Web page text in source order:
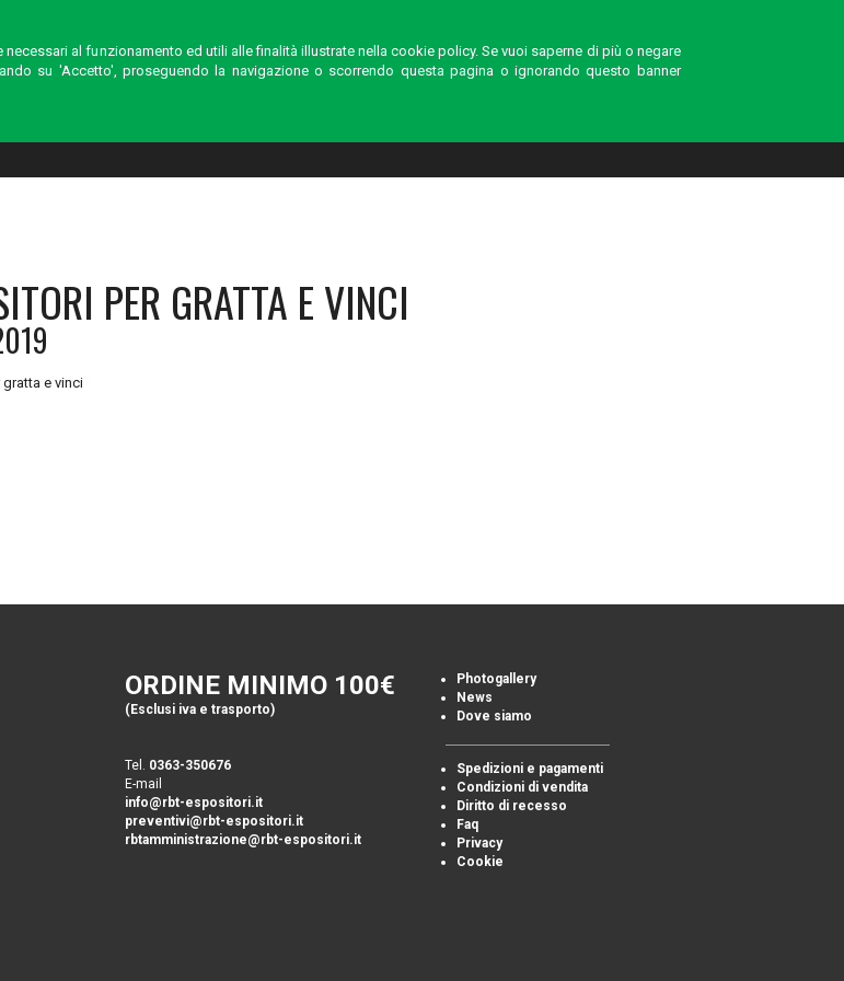
PER GRATTA E VINCI
e vinci
ORDINE MINIMO 100€
(Esclusi iva e trasporto)
Tel. 0363-350676
E-mail
info@rbt-espositori.it
preventivi@rbt-espositori.it
rbtamministrazione@rbt-espositori.it
Photogallery
News
Dove siamo
Spedizioni e pagamenti
Condizioni di vendita
Diritto di recesso
Faq
Privacy
Cookie
al funzionamento ed utili alle finalità illustrate nella cookie policy. Se vuoi saperne di più o negare
su 'Accetto', proseguendo la navigazione o scorrendo questa pagina o ignorando questo banner